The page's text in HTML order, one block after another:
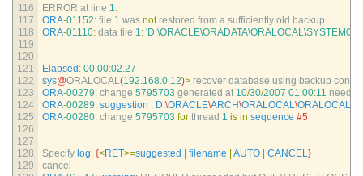
116
117
118
119
120
121
122
123
124
125
126
127
128
129
ERROR at line 1:
ORA-01152: file 1 was not restored from a sufficiently old backup
ORA-01110: data file 1:
Elapsed : 00:00:02.27
sys@ORALOCAL(192.168.0.12)> recover database using backup
ORA-00279: change 5795703 generated at 10/30/2007 01:00:11
ORA-00289: suggestion : D:\ORACLE\ARCH\ORALOCAL\
ORA-00280: change 5795703 for thread 1 is in sequence #5
Specify log: {<RET>=suggested filename AUTO CANCEL}
cancel